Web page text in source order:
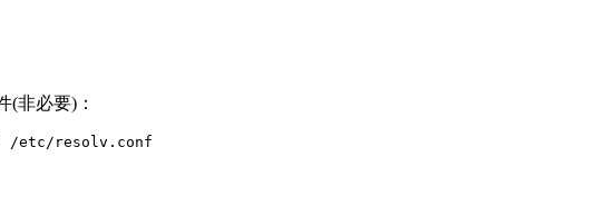
(非必要)：
/etc/resolv.conf